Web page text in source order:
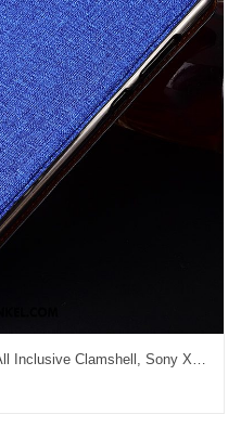
Sony Xperia 5 Hoesje Leren Etui All Inclusive Clamshell, Sony Xperia 5 Hoesje Nieuw Zacht